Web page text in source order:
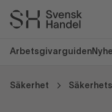
Arbetsgivarguiden
Säkerhet